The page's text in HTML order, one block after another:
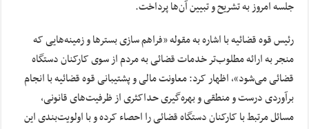
جلسه امروز به تشریح و تبیین آن‌ها پرداخت.
رئیس قوه قضائیه با اشاره به مقوله «فراهم سازی بسترها و زمینه‌هایی که
منجر به ارائه مطلوب‌تر خدمات قضائی به مردم از سوی کارکنان دستگاه
قضائی می‌شود»، اظهار کرد: معاونت مالی و پشتیبانی قوه قضائیه با انجام
برآوردی درست و منطقی و بهره‌گیری حداکثری از ظرفیت‌های قانونی،
مسائل مرتبط با کارکنان دستگاه قضائی را احصاء کرده و با اولویت‌بندی این